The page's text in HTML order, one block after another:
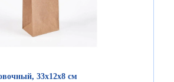
33х12х8 см